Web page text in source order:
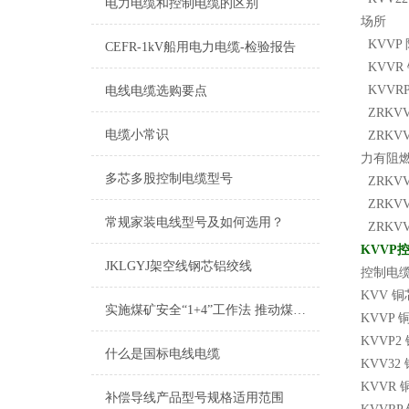
电力电缆和控制电缆的区别
CEFR-1kV船用电力电缆-检验报告
电线电缆选购要点
电缆小常识
多芯多股控制电缆型号
常规家装电线型号及如何选用？
JKLGYJ架空线钢芯铝绞线
实施煤矿安全“1+4”工作法 推动煤矿安全发展
什么是国标电线电缆
补偿导线产品型号规格适用范围
场所
KVVP
KVVR
力有阻
KVVP
控制电
KVV 铜
KVVP
KVVP2
KVV32
KVVR